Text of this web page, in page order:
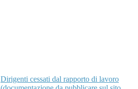
Dirigenti cessati dal rapporto di lavoro